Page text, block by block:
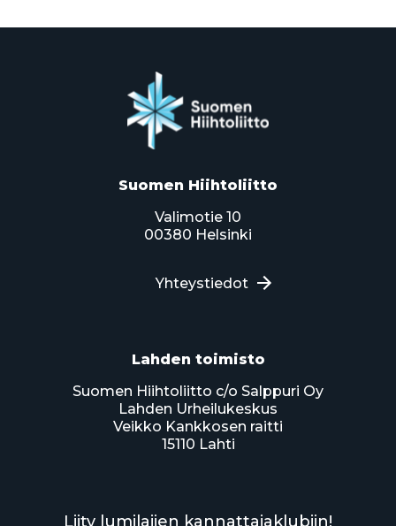
Suomen Hiihtoliitto
Valimotie 10
00380 Helsinki
Yhteystiedot
Lahden toimisto
Suomen Hiihtoliitto c/o Salppuri Oy
Lahden Urheilukeskus
Veikko Kankkosen raitti
15110 Lahti
Liity lumilajien kannattajaklubiin!